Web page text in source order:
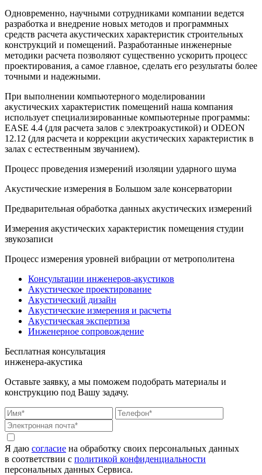
Одновременно, научными сотрудниками компании ведется
разработка и внедрение новых методов и программных
средств расчета акустических характеристик строительных
конструкций и помещений. Разработанные инженерные
методики расчета позволяют существенно ускорить процесс
проектирования, а самое главное, сделать его результаты более
точными и надежными.
При выполнении компьютерного моделировании
акустических характеристик помещений наша компания
использует специализированные компьютерные программы:
EASE 4.4 (для расчета залов с электроакустикой) и ODEON
12.12 (для расчета и коррекции акустических характеристик в
залах с естественным звучанием).
Процесс проведения измерений изоляции ударного шума
Акустические измерения в Большом зале консерватории
Предварительная обработка данных акустических измерений
Измерения акустических характеристик помещения студии
звукозаписи
Процесс измерения уровней вибрации от метрополитена
Консультации инженеров-акустиков
Акустическое проектирование
Акустический дизайн
Акустические измерения и расчеты
Акустическая экспертиза
Инженерное сопровождение
Бесплатная консультация
инженера-акустика
Оставьте заявку, а мы поможем подобрать материалы и
конструкцию под Вашу задачу.
Я даю согласие на обработку своих персональных данных
в соответствии с политикой конфиденциальности
персональных данных Сервиса.